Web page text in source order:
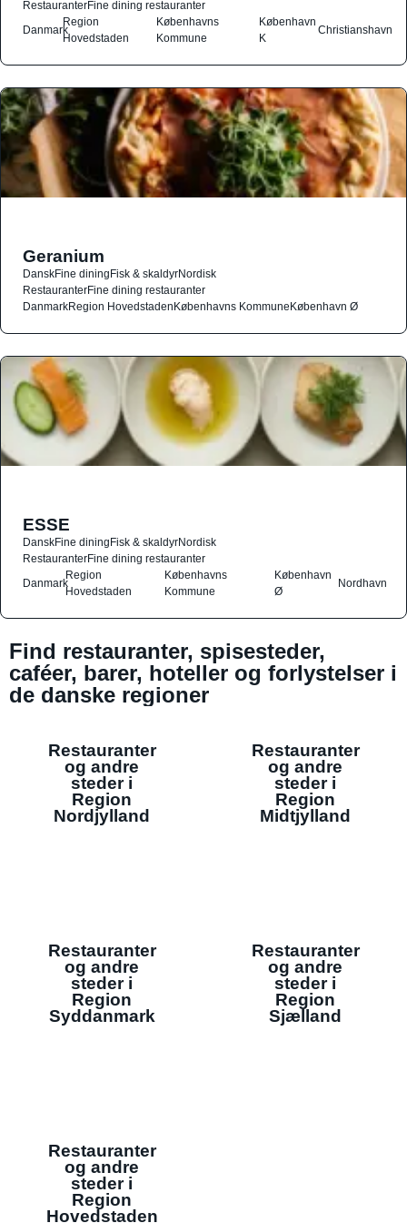
RestauranterFine dining restauranter
Danmark
Region
Hovedstaden
Københavns
Kommune
København
K
Christianshavn
Geranium
DanskFine diningFisk & skaldyrNordisk
RestauranterFine dining restauranter
DanmarkRegion HovedstadenKøbenhavns KommuneKøbenhavn Ø
ESSE
DanskFine diningFisk & skaldyrNordisk
RestauranterFine dining restauranter
Danmark
Region
Hovedstaden
Københavns
Kommune
København
Ø
Nordhavn
Find restauranter, spisesteder,
caféer, barer, hoteller og forlystelser i
de danske regioner
Restauranter
og andre
steder i
Region
Nordjylland
Restauranter
og andre
steder i
Region
Midtjylland
Restauranter
og andre
steder i
Region
Syddanmark
Restauranter
og andre
steder i
Region
Sjælland
Restauranter
og andre
steder i
Region
Hovedstaden